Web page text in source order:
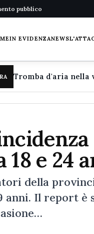
pubblico
IN EVIDENZANEWS
e 24
della
anni. Il report